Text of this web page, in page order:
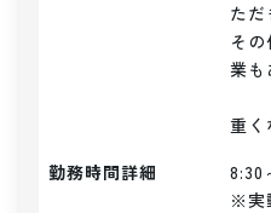
ただ
そ
業も
重く
勤務時間詳細
8:30
※実